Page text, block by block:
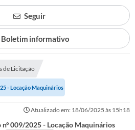
Seguir
Boletim informativo
de Licitação
- Locação Maquinários
Atualizado em: 18/06/2025 às 15h18
009/2025 - Locação Maquinários